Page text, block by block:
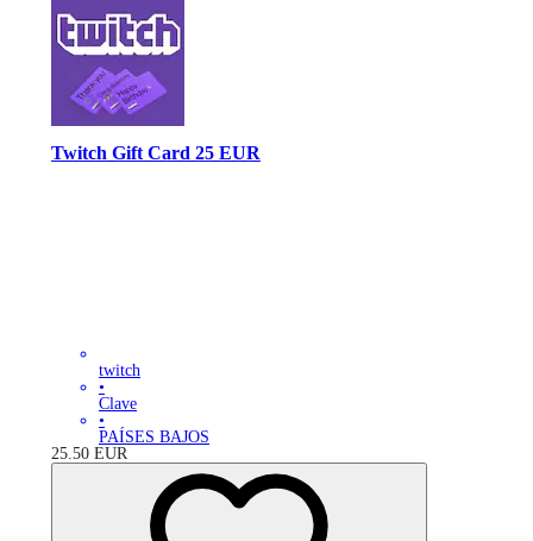
Twitch Gift Card 25 EUR
twitch
•
Clave
•
PAÍSES BAJOS
25.50 EUR